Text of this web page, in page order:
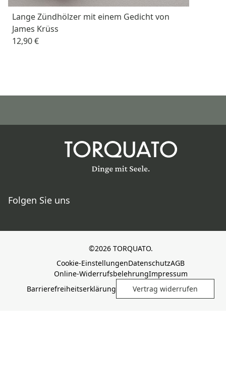
Lange Zündhölzer mit einem Gedicht von
James Krüss
12,90 €
Folgen Sie uns
©2026 TORQUATO.
Cookie-EinstellungenDatenschutzAGB
Online-WiderrufsbelehrungImpressum
Barrierefreiheitserklärung
Vertrag widerrufen